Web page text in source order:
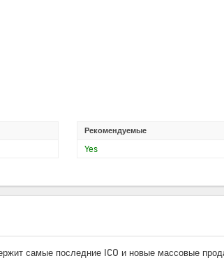
Рекомендуемые
Yes
самые последние ICO и новые массовые